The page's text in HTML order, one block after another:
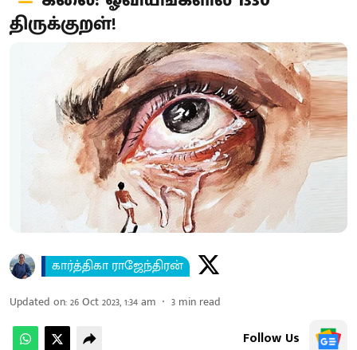
திருக்குறள்!
கார்த்திகா ராஜேந்திரன்
Updated on:26 Oct 2023, 1:34 am 3 min read
Follow Us